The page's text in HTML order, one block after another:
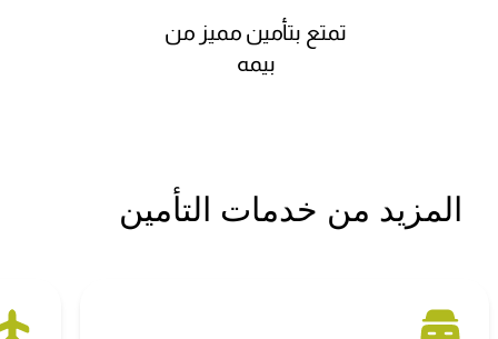
تمتع بتأمين مميز من
بيمه
المزيد من خدمات التأمين